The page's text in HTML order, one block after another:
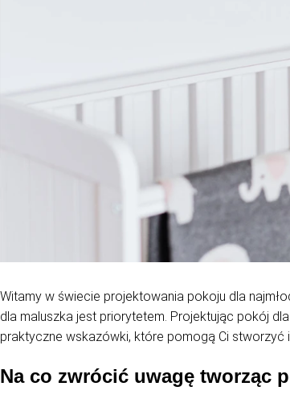
Witamy w świecie projektowania pokoju dla
dla maluszka jest priorytetem. Projektując pokój
praktyczne wskazówki, które pomogą Ci
Na co zwrócić uwagę tworząc